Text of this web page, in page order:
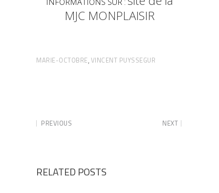
MJC MONPLAISIR
MARIE-OCTOBRE, VINCENT PUYSSEGUR
PREVIOUS NEXT
RELATED POSTS